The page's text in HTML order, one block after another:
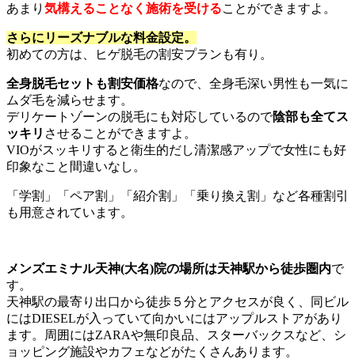
あまり 気構えることなく施術を受けることができますよ。
さらにリーズナブルな料金設定。
初めての方は、ヒゲ脱毛の割安プランも有り。
全身脱毛セットも割安価格なので、全身毛深い男性も一気に
ムダ毛を減らせます。
デリケートゾーンの脱毛にも対応しているので陰部も全てス
ッキリ させることができますよ。
VIOがスッキリすると衛生的だし清潔感アップで女性にも好
印象なこと間違いなし。
「学割」「ペア割」「紹介割」「乗り換え割」など各種割引
も用意されています。
メンズエミナル天神(大名)院の場所は天神駅から徒歩圏内で
す。
天神駅の最寄り出口から徒歩５分とアクセスが良く、同ビル
にはDIESELが入っていて向かいにはアップルストアがあり
ます。周囲にはZARAや無印良品、スターバックスなど、シ
ョッピング施設やカフェなどがたくさんあります。